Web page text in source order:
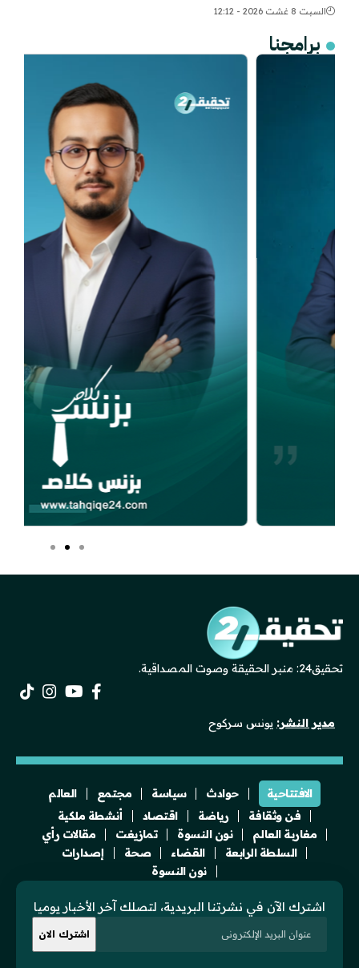
السبت 8 غشت 2026 - 12:12
برامجنا
تحقيق24: منبر الحقيقة وصوت المصداقية.
مدير النشر: يونس سركوح
الافتتاحية حوادث سياسة مجتمع
العالم
فن وثقافة
رياضة اقتصاد
أنشطة ملكية
مغاربة العالم
نون النسوة تمازيغت
مقالات رأي
السلطة الرابعة
القضاء صحة
إصدارات
نون النسوة
اشترك الآن في نشرتنا البريدية، لتصلك آخر الأخبار يوميا